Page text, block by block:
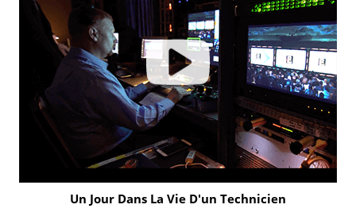
Un Jour Dans La Vie D'un Technicien